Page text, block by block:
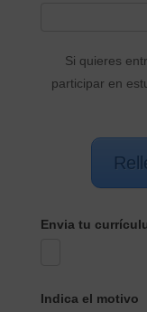
Si quieres
participar en
Envia tu
Indica el motivo